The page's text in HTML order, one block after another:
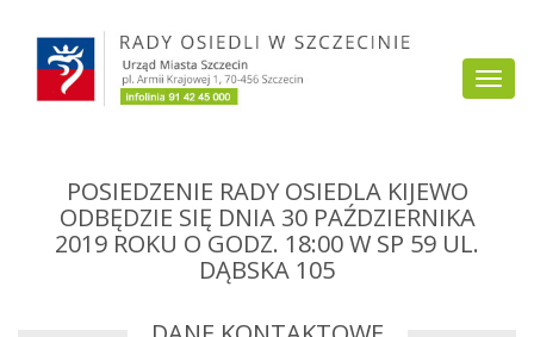
Przejdź
POSIEDZENIE RADY OSIEDLA KIJEWO
ODBĘDZIE SIĘ DNIA 30 PAŹDZIERNIKA
2019 ROKU O GODZ. 18:00 W SP 59 UL.
DĄBSKA 105